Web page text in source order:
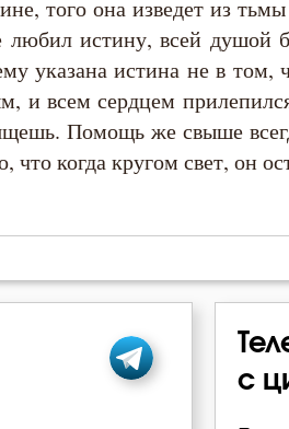
того она изведет из
любил истину, всей душой
указана истина не в
и всем сердцем
Помощь же свыше
когда кругом свет, он
с